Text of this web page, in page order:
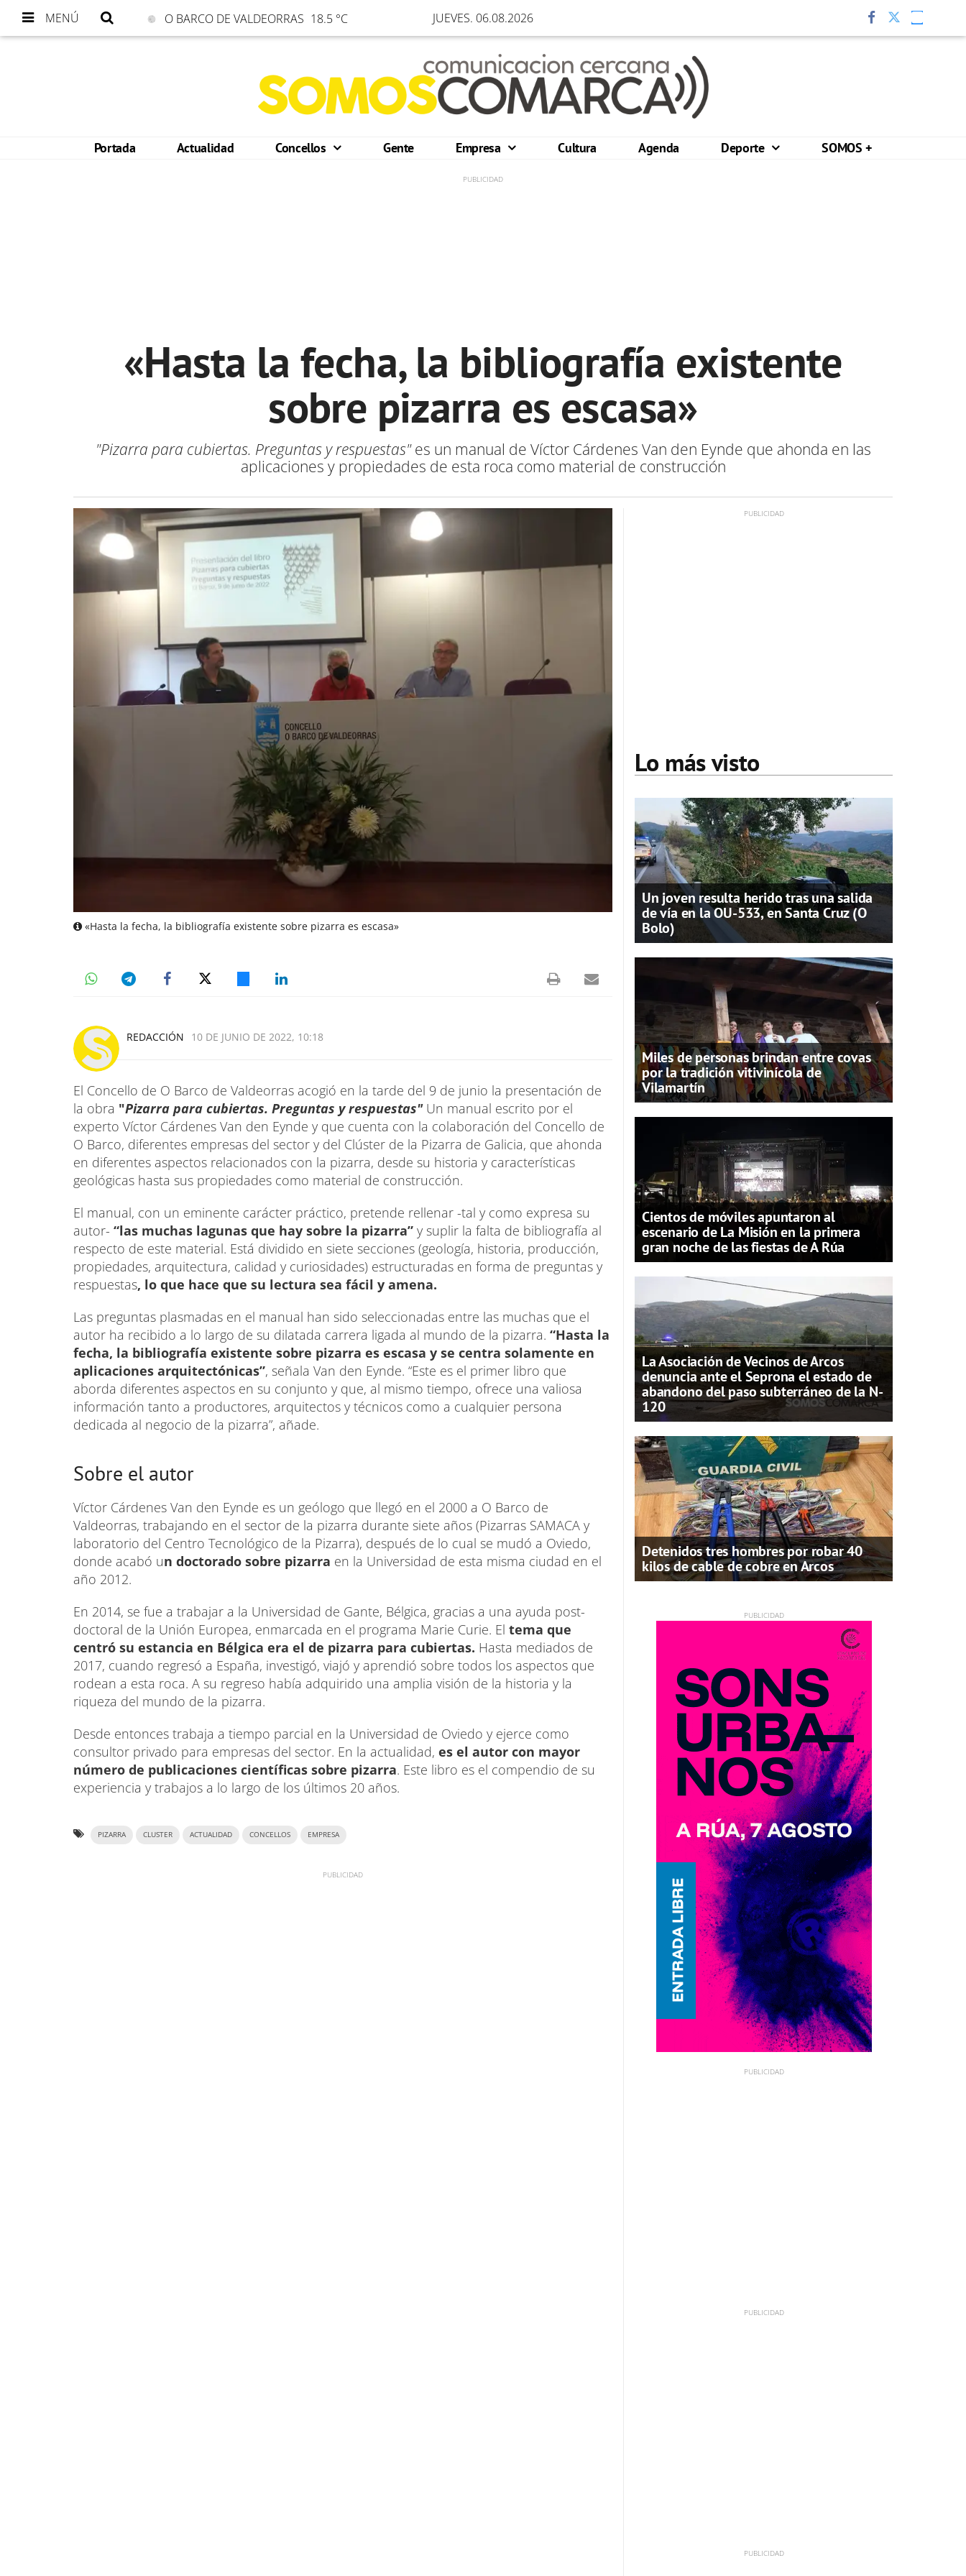
MENÚ O BARCO DE VALDEORRAS 18.5 °C JUEVES. 06.08.2026
Portada Actualidad Concellos Gente Empresa Cultura Agenda Deporte SOMOS +
«Hasta la fecha, la bibliografía existente
sobre pizarra es escasa»
"Pizarra para cubiertas. Preguntas y respuestas"es un manual de Víctor Cárdenes Van den Eynde que ahonda en las
aplicaciones y propiedades de esta roca como material de construcción
«Hasta la fecha, la bibliografía existente sobre pizarra es escasa»
REDACCIÓN 10 DE JUNIO DE 2022, 10:18
El Concello de O Barco de Valdeorras acogió en la tarde del 9 de junio la presentación de
la obra "Pizarra para cubiertas. Preguntas y respuestas" Un manual escrito por el
experto Víctor Cárdenes Van den Eynde y que cuenta con la colaboración del Concello de
O Barco, diferentes empresas del sector y del Clúster de la Pizarra de Galicia, que ahonda
en diferentes aspectos relacionados con la pizarra, desde su historia y características
geológicas hasta sus propiedades como material de construcción.
El manual, con un eminente carácter práctico, pretende rellenar -tal y como expresa su
autor- “las muchas lagunas que hay sobre la pizarra” y suplir la falta de bibliografía al
respecto de este material. Está dividido en siete secciones (geología, historia, producción,
propiedades, arquitectura, calidad y curiosidades) estructuradas en forma de preguntas y
respuestas, lo que hace que su lectura sea fácil y amena.
Las preguntas plasmadas en el manual han sido seleccionadas entre las muchas que el
autor ha recibido a lo largo de su dilatada carrera ligada al mundo de la pizarra. “Hasta la
fecha, la bibliografía existente sobre pizarra es escasa y se centra solamente en
aplicaciones arquitectónicas”, señala Van den Eynde. “Este es el primer libro que
aborda diferentes aspectos en su conjunto y que, al mismo tiempo, ofrece una valiosa
información tanto a productores, arquitectos y técnicos como a cualquier persona
dedicada al negocio de la pizarra”, añade.
Sobre el autor
Víctor Cárdenes Van den Eynde es un geólogo que llegó en el 2000 a O Barco de
Valdeorras, trabajando en el sector de la pizarra durante siete años (Pizarras SAMACA y
laboratorio del Centro Tecnológico de la Pizarra), después de lo cual se mudó a Oviedo,
donde acabó un doctorado sobre pizarra en la Universidad de esta misma ciudad en el
año 2012.
En 2014, se fue a trabajar a la Universidad de Gante, Bélgica, gracias a una ayuda post-
doctoral de la Unión Europea, enmarcada en el programa Marie Curie. El tema que
centró su estancia en Bélgica era el de pizarra para cubiertas. Hasta mediados de
2017, cuando regresó a España, investigó, viajó y aprendió sobre todos los aspectos que
rodean a esta roca. A su regreso había adquirido una amplia visión de la historia y la
riqueza del mundo de la pizarra.
Desde entonces trabaja a tiempo parcial en la Universidad de Oviedo y ejerce como
consultor privado para empresas del sector. En la actualidad, es el autor con mayor
número de publicaciones científicas sobre pizarra. Este libro es el compendio de su
experiencia y trabajos a lo largo de los últimos 20 años.
PIZARRA CLUSTER ACTUALIDAD CONCELLOS EMPRESA
Lo más visto
Un joven resulta herido tras una salida
de vía en la OU-533, en Santa Cruz (O
Bolo)
Miles de personas brindan entre covas
por la tradición vitivinícola de
Vilamartín
Cientos de móviles apuntaron al
escenario de La Misión en la primera
gran noche de las fiestas de A Rúa
La Asociación de Vecinos de Arcos
denuncia ante el Seprona el estado de
abandono del paso subterráneo de la N-
120
Detenidos tres hombres por robar 40
kilos de cable de cobre en Arcos